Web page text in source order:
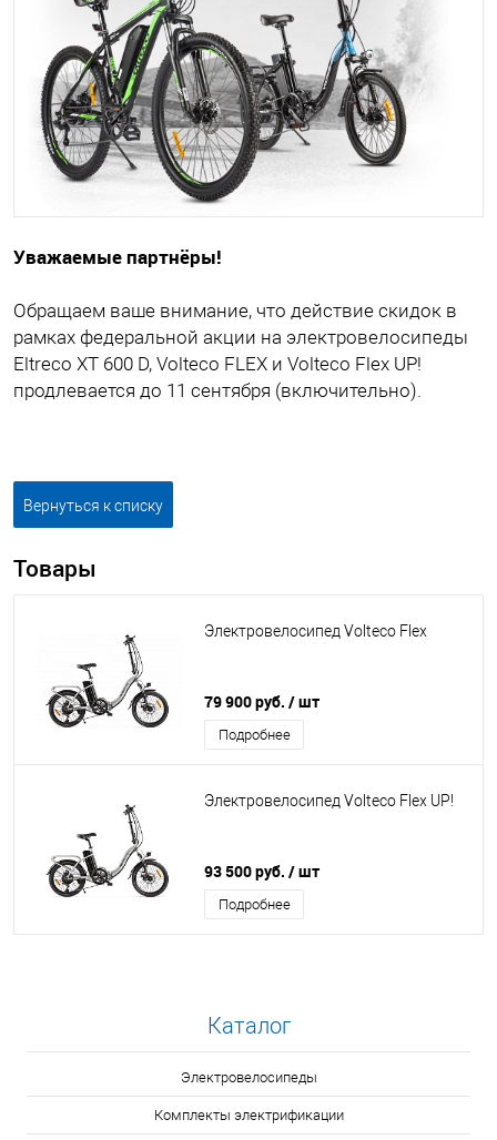
Уважаемые партнёры!
Обращаем ваше внимание, что действие скидок в
рамках федеральной акции на электровелосипеды
Eltreco XT 600 D, Volteco FLEX и Volteco Flex UP!
продлевается до 11 сентября (включительно).
Вернуться к списку
Товары
Электровелосипед Volteco Flex
79 900 руб. / шт
Подробнее
Электровелосипед Volteco Flex UP!
93 500 руб. / шт
Подробнее
Каталог
Электровелосипеды
Комплекты электрификации